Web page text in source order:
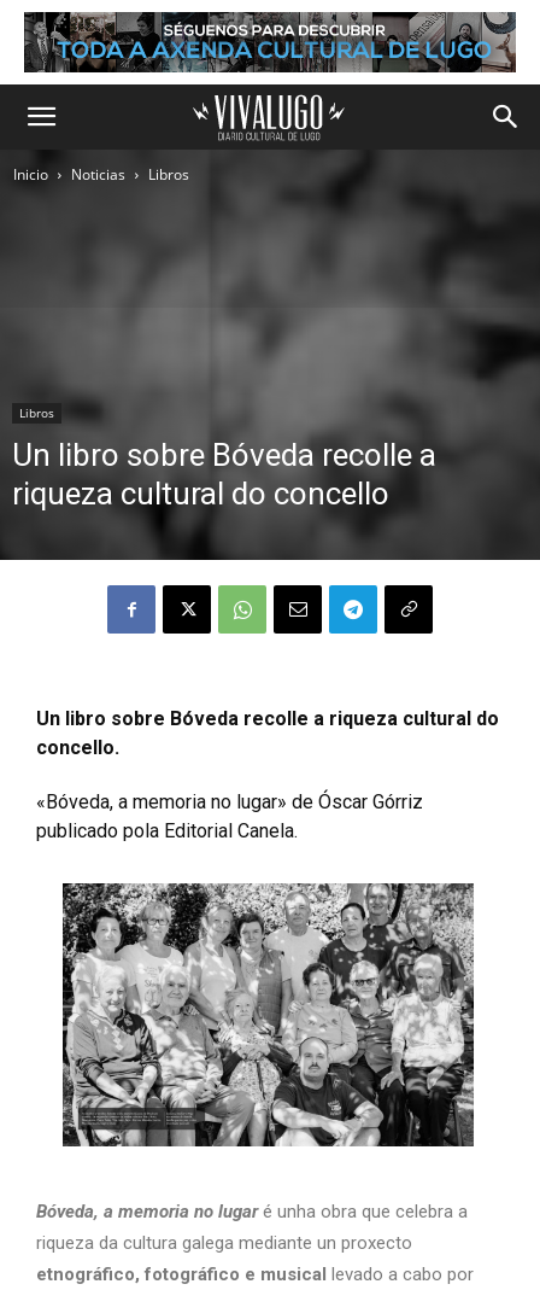
Inicio Noticias Libros
Libros
Un libro sobre Bóveda recolle a
riqueza cultural do concello
Un libro sobre Bóveda recolle a riqueza cultural do
concello.
«Bóveda, a memoria no lugar» de Óscar Górriz
publicado pola Editorial Canela.
Bóveda, a memoria no lugar é unha obra que celebra a
riqueza da cultura galega mediante un proxecto
etnográfico, fotográfico e musical levado a cabo por